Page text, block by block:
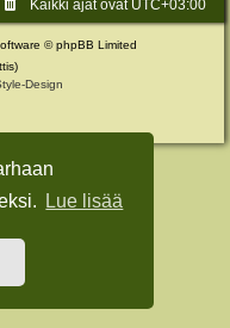
Lue lisää
Kaikki ajat ovat UTC+03:00
© phpBB Limited
Design